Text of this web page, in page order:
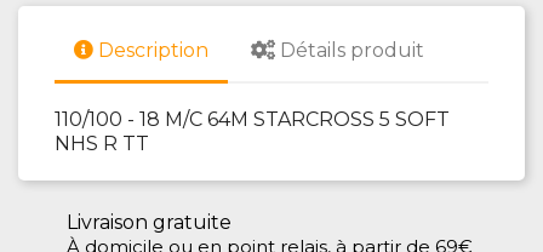
Description Détails produit
110/100 - 18 M/C 64M STARCROSS 5 SOFT
NHS R TT
Livraison gratuite
À domicile ou en point relais, à partir de 69€